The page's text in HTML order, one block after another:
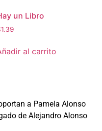
un Libro
1.39
al carrito
a Pamela Alonso
de Alejandro Alonso